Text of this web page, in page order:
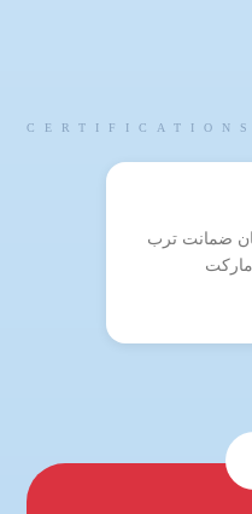
CERTIFICATIONS